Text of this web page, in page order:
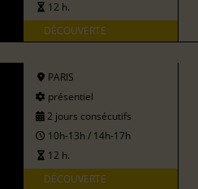
12 h.
DÉCOUVERTE
PARIS
présentiel
2 jours consécutifs
10h-13h / 14h-17h
12 h.
DÉCOUVERTE